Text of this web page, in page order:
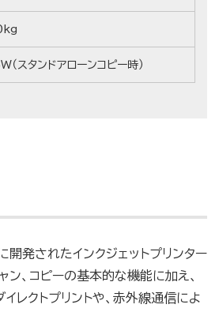
（スタンドアローンコピー時）
開発されたインクジェットプリンター
ン、コピーの基本的な機能に加え、
イレクトプリントや、赤外線通信によ